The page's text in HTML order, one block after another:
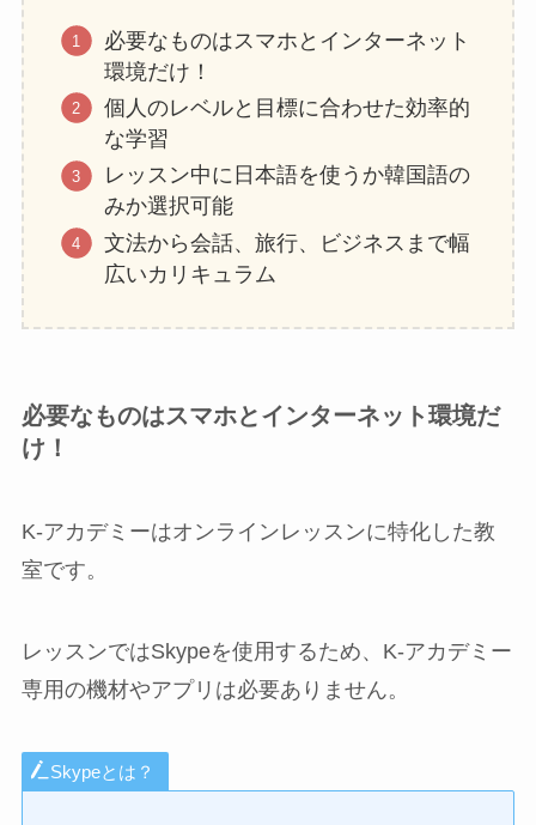
必要なものはスマホとインターネット
環境だけ！
個人のレベルと目標に合わせた効率的
な学習
レッスン中に日本語を使うか韓国語の
みか選択可能
文法から会話、旅行、ビジネスまで幅
広いカリキュラム
必要なものはスマホとインターネット環境だ
け！
K-アカデミーはオンラインレッスンに特化した教
室です。
レッスンではSkypeを使用するため、K-アカデミー
専用の機材やアプリは必要ありません。
Skypeとは？